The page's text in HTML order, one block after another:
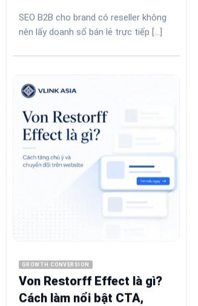
SEO B2B cho brand có reseller không
nên lấy doanh số bán lẻ trực tiếp [...]
GROWTH CONVERSION
Von Restorff Effect là gì?
Cách làm nổi bật CTA,